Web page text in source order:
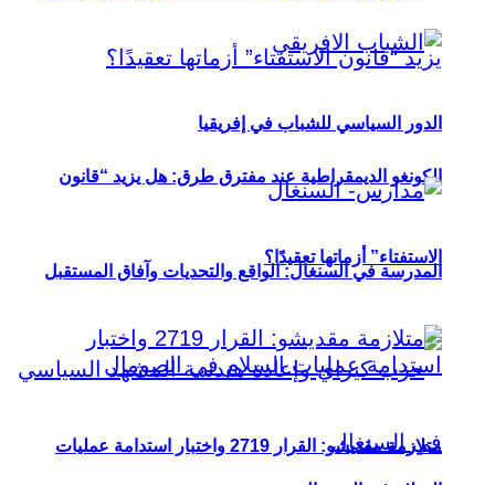
الكونغو الديمقراطية عند مفترق طرق: هل يزيد “قانون
الاستفتاء” أزماتها تعقيدًا؟
الدور السياسي للشباب في إفريقيا
المدرسة في السنغال: الواقع والتحديات وآفاق المستقبل
متلازمة مقديشو: القرار 2719 واختبار استدامة عمليات